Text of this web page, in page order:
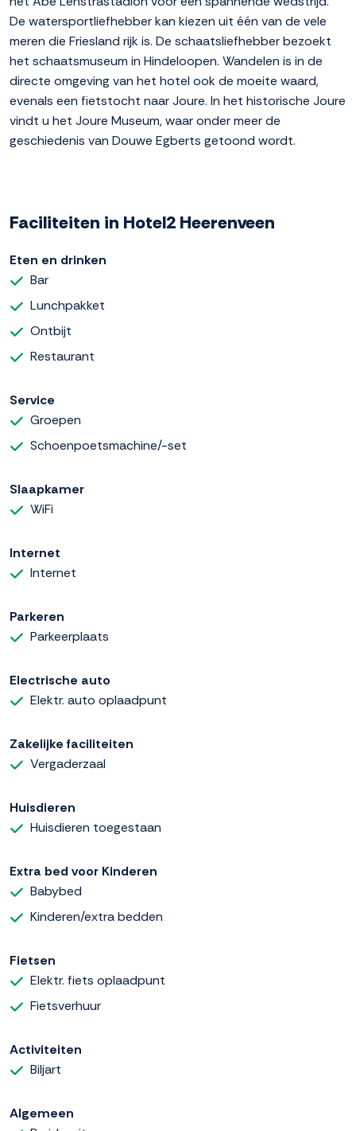
De watersportliefhebber kan kiezen uit één van de vele
meren die Friesland rijk is. De schaatsliefhebber bezoekt
het schaatsmuseum in Hindeloopen. Wandelen is in de
directe omgeving van het hotel ook de moeite waard,
evenals een fietstocht naar Joure. In het historische Joure
vindt u het Joure Museum, waar onder meer de
geschiedenis van Douwe Egberts getoond wordt.
Faciliteiten in Hotel2 Heerenveen
Eten en drinken
Bar
Lunchpakket
Ontbijt
Restaurant
Service
Groepen
Schoenpoetsmachine/-set
Slaapkamer
WiFi
Internet
Internet
Parkeren
Parkeerplaats
Electrische auto
Elektr. auto oplaadpunt
Zakelijke faciliteiten
Vergaderzaal
Huisdieren
Huisdieren toegestaan
Extra bed voor Kinderen
Babybed
Kinderen/extra bedden
Fietsen
Elektr. fiets oplaadpunt
Fietsverhuur
Activiteiten
Biljart
Algemeen